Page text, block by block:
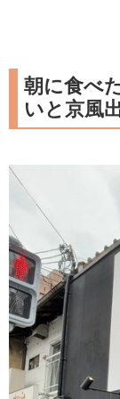
朝に食べ
いと京風